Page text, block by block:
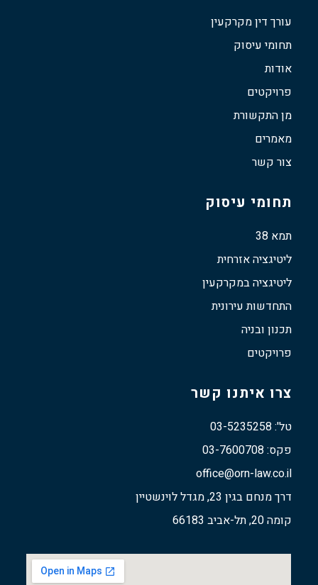
עורך דין מקרקעין
תחומי עיסוק
אודות
פרויקטים
מן התקשורת
מאמרים
צור קשר
תחומי עיסוק
תמא 38
ליטיגציה אזרחית
ליטיגציה במקרקעין
התחדשות עירונית
תכנון ובניה
פרויקטים
צרו איתנו קשר
טל': 03-5235258
פקס: 03-7600708
office@orn-law.co.il
דרך מנחם בגין 23, מגדל לוינשטיין
קומה 20, תל-אביב 66183